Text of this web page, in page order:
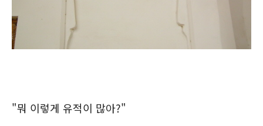
"뭐 이렇게 유적이 많아?"